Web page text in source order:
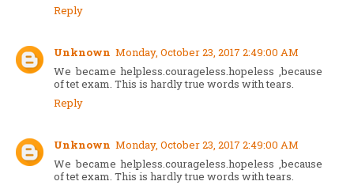
Reply
Unknown Monday, October 23, 2017 2:49:00 AM
We became helpless.courageless.hopeless ,because
of tet exam. This is hardly true words with tears.
Reply
Unknown Monday, October 23, 2017 2:49:00 AM
We became helpless.courageless.hopeless ,because
of tet exam. This is hardly true words with tears.